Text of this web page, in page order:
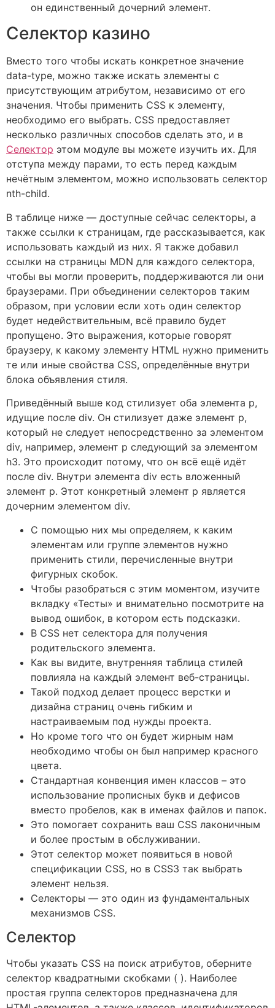
он единственный дочерний элемент.
Селектор казино
Вместо того чтобы искать конкретное значение
data-type, можно также искать элементы с
присутствующим атрибутом, независимо от его
значения. Чтобы применить CSS к элементу,
необходимо его выбрать. CSS предоставляет
несколько различных способов сделать это, и в
Селектор этом модуле вы можете изучить их. Для
отступа между парами, то есть перед каждым
нечётным элементом, можно использовать селектор
nth-child.
В таблице ниже — доступные сейчас селекторы, а
также ссылки к страницам, где рассказывается, как
использовать каждый из них. Я также добавил
ссылки на страницы MDN для каждого селектора,
чтобы вы могли проверить, поддерживаются ли они
браузерами. При объединении селекторов таким
образом, при условии если хоть один селектор
будет недействительным, всё правило будет
пропущено. Это выражения, которые говорят
браузеру, к какому элементу HTML нужно применить
те или иные свойства CSS, определённые внутри
блока объявления стиля.
Приведённый выше код стилизует оба элемента p,
идущие после div. Он стилизует даже элемент p,
который не следует непосредственно за элементом
div, например, элемент p следующий за элементом
h3. Это происходит потому, что он всё ещё идёт
после div. Внутри элемента div есть вложенный
элемент p. Этот конкретный элемент p является
дочерним элементом div.
С помощью них мы определяем, к каким
элементам или группе элементов нужно
применить стили, перечисленные внутри
фигурных скобок.
Чтобы разобраться с этим моментом, изучите
вкладку «Тесты» и внимательно посмотрите на
вывод ошибок, в котором есть подсказки.
В CSS нет селектора для получения
родительского элемента.
Как вы видите, внутренняя таблица стилей
повлияла на каждый элемент веб-страницы.
Такой подход делает процесс верстки и
дизайна страниц очень гибким и
настраиваемым под нужды проекта.
Но кроме того что он будет жирным нам
необходимо чтобы он был например красного
цвета.
Стандартная конвенция имен классов – это
использование прописных букв и дефисов
вместо пробелов, как в именах файлов и папок.
Это помогает сохранить ваш CSS лаконичным
и более простым в обслуживании.
Этот селектор может появиться в новой
спецификации CSS, но в CSS3 так выбрать
элемент нельзя.
Селекторы — это один из фундаментальных
механизмов CSS.
Селектор
Чтобы указать CSS на поиск атрибутов, оберните
селектор квадратными скобками ( ). Наиболее
простая группа селекторов предназначена для